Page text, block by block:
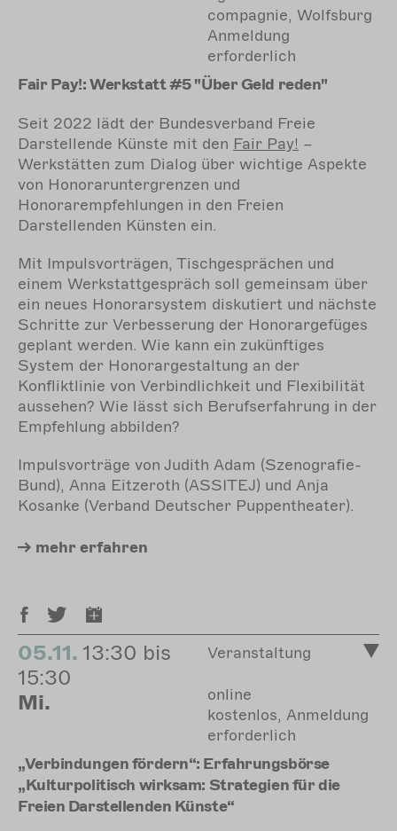
compagnie, Wolfsburg
Anmeldung
erforderlich
Fair Pay!: Werkstatt #5 "Über Geld reden"
Seit 2022 lädt der Bundesverband Freie
Darstellende Künste mit den Fair Pay! –
Werkstätten zum Dialog über wichtige Aspekte
von Honoraruntergrenzen und
Honorarempfehlungen in den Freien
Darstellenden Künsten ein.
Mit Impulsvorträgen, Tischgesprächen und
einem Werkstattgespräch soll gemeinsam über
ein neues Honorarsystem diskutiert und nächste
Schritte zur Verbesserung der Honorargefüges
geplant werden. Wie kann ein zukünftiges
System der Honorargestaltung an der
Konfliktlinie von Verbindlichkeit und Flexibilität
aussehen? Wie lässt sich Berufserfahrung in der
Empfehlung abbilden?
Impulsvorträge von Judith Adam (Szenografie-
Bund), Anna Eitzeroth (ASSITEJ) und Anja
Kosanke (Verband Deutscher Puppentheater).
mehr erfahren
05.11. 13:30 bis
15:30
Mi.
Veranstaltung
online
kostenlos, Anmeldung
erforderlich
„Verbindungen fördern“: Erfahrungsbörse
„Kulturpolitisch wirksam: Strategien für die
Freien Darstellenden Künste“